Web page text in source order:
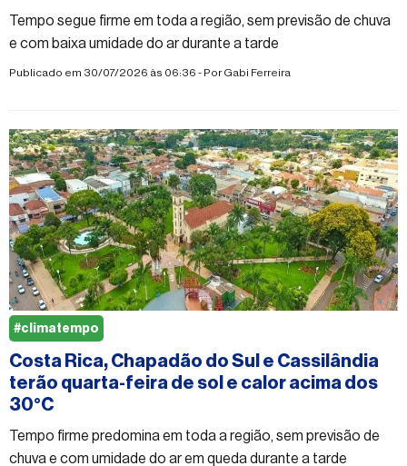
Tempo segue firme em toda a região, sem previsão de chuva
e com baixa umidade do ar durante a tarde
Publicado em 30/07/2026 às 06:36 - PorGabi Ferreira
Costa Rica, Chapadão do Sul e Cassilândia
terão quarta-feira de sol e calor acima dos
30°C
Tempo firme predomina em toda a região, sem previsão de
chuva e com umidade do ar em queda durante a tarde
#climatempo